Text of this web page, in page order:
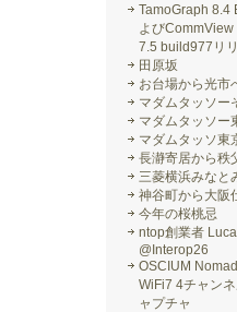
TamoGraph 8.4
よびCommView
7.5 build977リ
田原坂
お台場から光市
マダムタッソー
マダムタッソー
マダムタッソ東
長瀞寄居から秩
三菱横浜みなと
神谷町から大阪
今年の桜桃忌
ntop創業者
@Interop26
OSCIUM
WiFi7 4チャン
ャプチャ